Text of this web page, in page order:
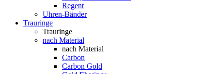
Regent
Uhren-Bänder
Trauringe
Trauringe
nach Material
nach Material
Carbon
Carbon Gold